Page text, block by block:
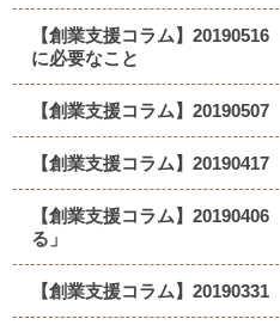
【創業支援コラム】
に必要なこと
【創業支援コラム】
【創業支援コラム】
【創業支援コラム】
る」
【創業支援コラム】